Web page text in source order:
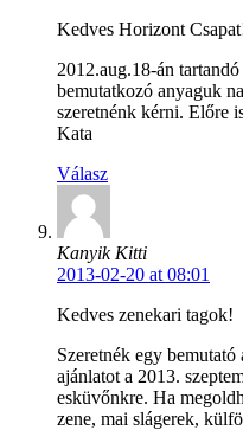
Kedves Horizont
2012.aug.18-án
bemutatkozó anyaguk
szeretnénk kérni. Előre
Kata
Válasz
Kanyik Kitti
2013-02-20 at 08:01
Kedves zenekari tagok!
Szeretnék egy
ajánlatot a 2013.
esküvőnkre. Ha
zene, mai slágerek,